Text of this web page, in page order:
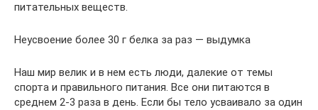
питательных веществ.
Неусвоение более 30 г белка за раз — выдумка
Наш мир велик и в нем есть люди, далекие от темы
спорта и правильного питания. Все они питаются в
среднем 2-3 раза в день. Если бы тело усваивало за один